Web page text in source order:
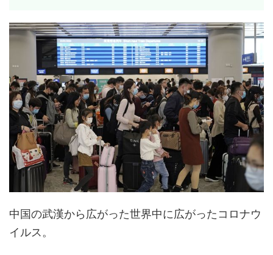
中国の武漢から広がった世界中に広がったコロナウ
イルス。